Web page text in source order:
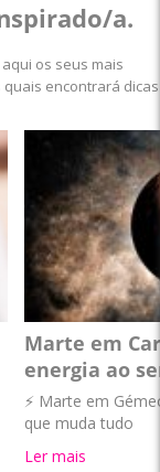
a.
os seus mais
encontrará dicas
Marte em
energia ao
⚡ Marte em
que muda tudo
Ler mais